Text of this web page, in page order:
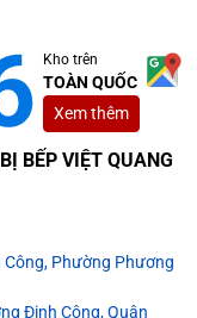
Kho trên
TOÀN QUỐC
Xem thêm
BẾP VIỆT QUANG
Phường Phương
Định Công, Quận